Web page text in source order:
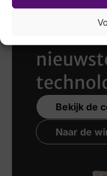
Laat uw
Bekijk de
Naar de